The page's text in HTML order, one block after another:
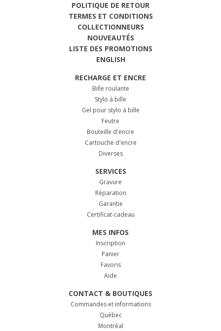
POLITIQUE DE RETOUR
TERMES ET CONDITIONS
COLLECTIONNEURS
NOUVEAUTÉS
LISTE DES PROMOTIONS
ENGLISH
RECHARGE ET ENCRE
Bille roulante
Stylo à bille
Gel pour stylo à bille
Feutre
Bouteille d'encre
Cartouche d'encre
Diverses
SERVICES
Gravure
Réparation
Garantie
Certificat-cadeau
MES INFOS
Inscription
Panier
Favoris
Aide
CONTACT & BOUTIQUES
Commandes et informations
Québec
Montréal